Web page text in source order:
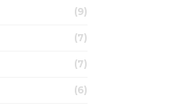
(9)
(7)
(7)
(6)